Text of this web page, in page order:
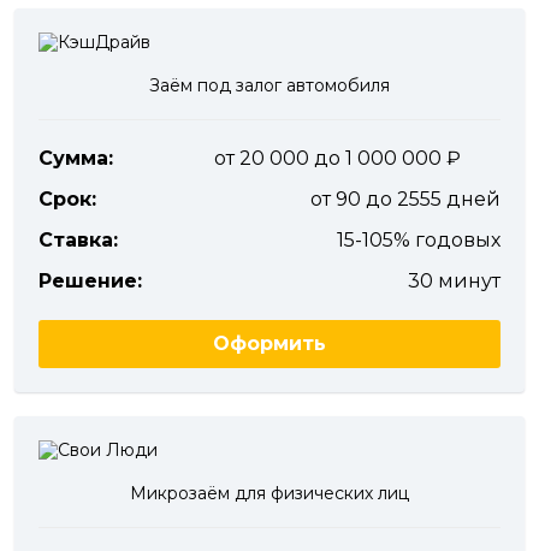
Заём под залог автомобиля
Сумма:
от 20 000 до 1 000 000
Срок:
от 90 до 2555 дней
Ставка:
15-105% годовых
Решение:
30 минут
Оформить
Микрозаём для физических лиц